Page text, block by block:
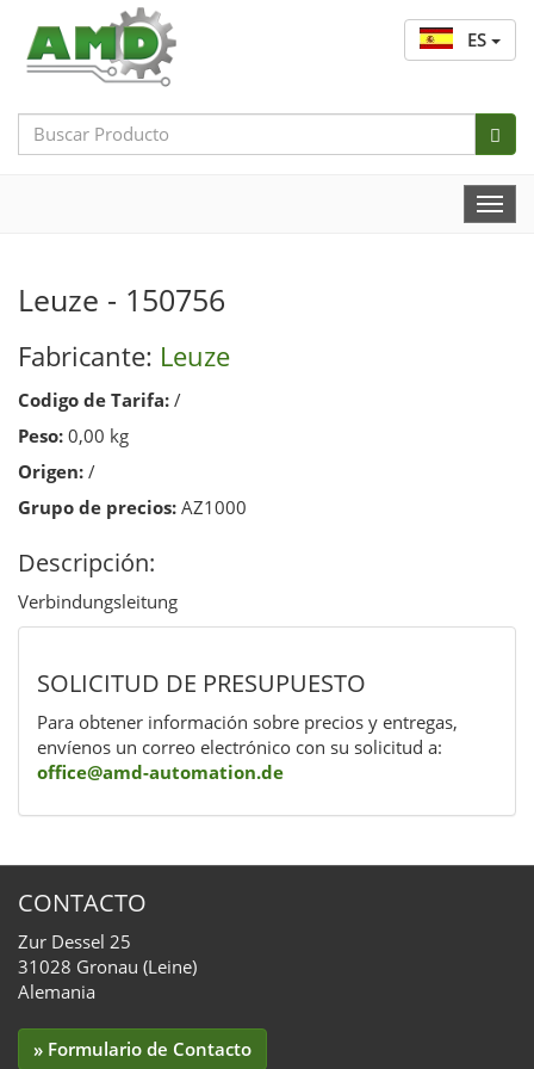
ES
Search
Bar
Leuze - 150756
Fabricante: Leuze
Codigo de Tarifa: /
Peso: 0,00 kg
Origen: /
Grupo de precios: AZ1000
Descripción:
Verbindungsleitung
SOLICITUD DE PRESUPUESTO
Para obtener información sobre precios y entregas,
envíenos un correo electrónico con su solicitud a:
office@amd-automation.de
CONTACTO
Zur Dessel 25
31028 Gronau (Leine)
Alemania
» Formulario de Contacto